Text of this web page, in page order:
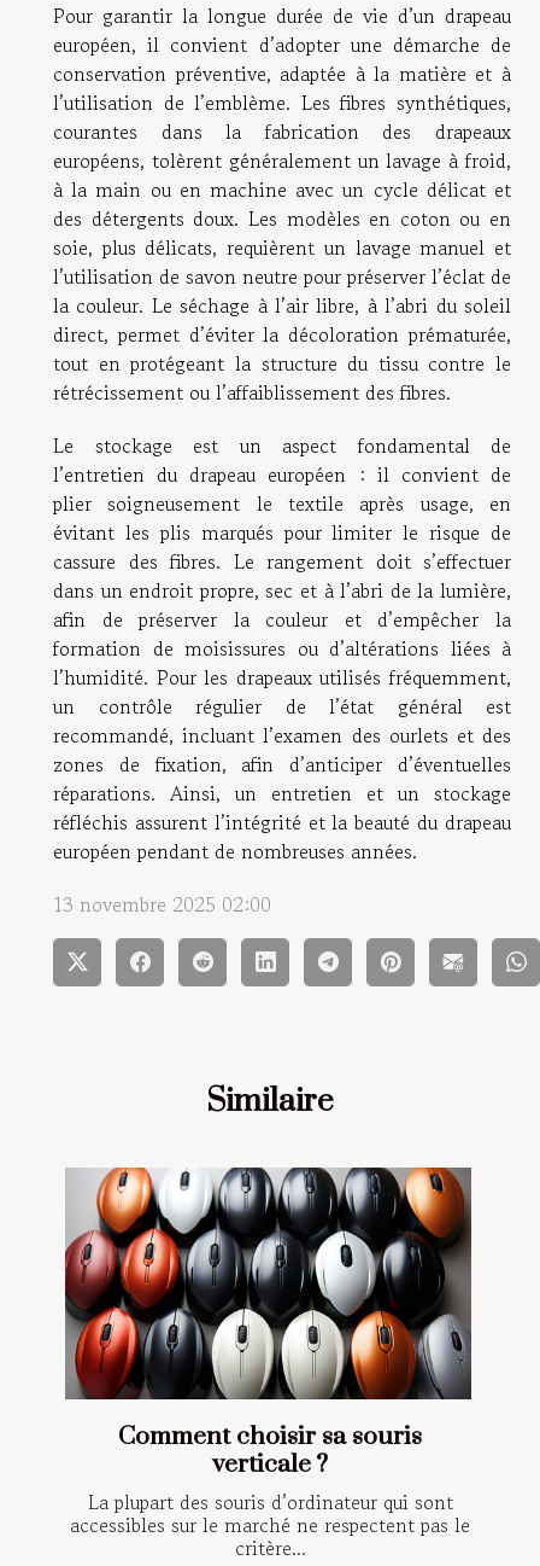
Similaire
Comment choisir sa souris
verticale ?
La plupart des souris d’ordinateur qui sont
accessibles sur le marché ne respectent pas le
critère...
Pour garantir la longue durée de vie d’un drapeau
européen, il convient d’adopter une démarche de
conservation préventive, adaptée à la matière et à
l’utilisation de l’emblème. Les fibres synthétiques,
courantes dans la fabrication des drapeaux
européens, tolèrent généralement un lavage à froid,
à la main ou en machine avec un cycle délicat et
des détergents doux. Les modèles en coton ou en
soie, plus délicats, requièrent un lavage manuel et
l’utilisation de savon neutre pour préserver l’éclat de
la couleur. Le séchage à l’air libre, à l’abri du soleil
direct, permet d’éviter la décoloration prématurée,
tout en protégeant la structure du tissu contre le
rétrécissement ou l’affaiblissement des fibres.
Le stockage est un aspect fondamental de
l’entretien du drapeau européen : il convient de
plier soigneusement le textile après usage, en
évitant les plis marqués pour limiter le risque de
cassure des fibres. Le rangement doit s’effectuer
dans un endroit propre, sec et à l’abri de la lumière,
afin de préserver la couleur et d’empêcher la
formation de moisissures ou d’altérations liées à
l’humidité. Pour les drapeaux utilisés fréquemment,
un contrôle régulier de l’état général est
recommandé, incluant l’examen des ourlets et des
zones de fixation, afin d’anticiper d’éventuelles
réparations. Ainsi, un entretien et un stockage
réfléchis assurent l’intégrité et la beauté du drapeau
européen pendant de nombreuses années.
13 novembre 2025 02:00